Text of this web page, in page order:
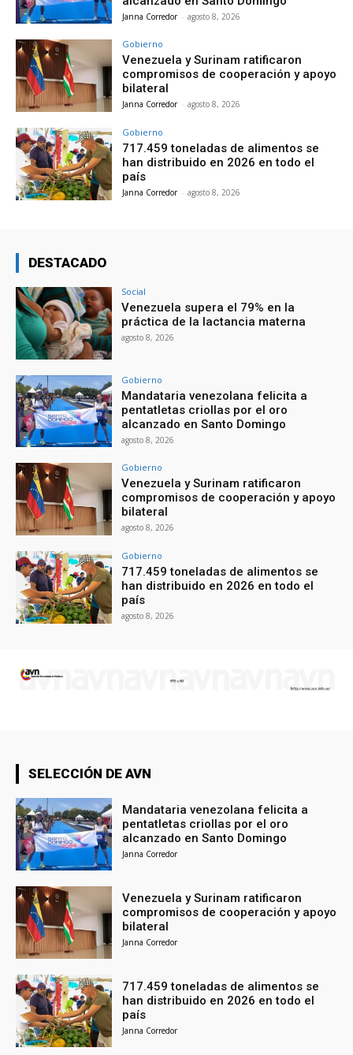
Janna Corredor - agosto 8, 2026
Gobierno
Venezuela y Surinam ratificaron
compromisos de cooperación y apoyo
bilateral
Janna Corredor - agosto 8, 2026
Gobierno
717.459 toneladas de alimentos se
han distribuido en 2026 en todo el
país
Janna Corredor - agosto 8, 2026
DESTACADO
Social
Venezuela supera el 79% en la
práctica de la lactancia materna
agosto 8, 2026
Gobierno
Mandataria venezolana felicita a
pentatletas criollas por el oro
alcanzado en Santo Domingo
agosto 8, 2026
Gobierno
Venezuela y Surinam ratificaron
compromisos de cooperación y apoyo
bilateral
agosto 8, 2026
Gobierno
717.459 toneladas de alimentos se
han distribuido en 2026 en todo el
país
agosto 8, 2026
SELECCIÓN DE AVN
Mandataria venezolana felicita a
pentatletas criollas por el oro
alcanzado en Santo Domingo
Janna Corredor
Venezuela y Surinam ratificaron
compromisos de cooperación y apoyo
bilateral
Janna Corredor
717.459 toneladas de alimentos se
han distribuido en 2026 en todo el
país
Janna Corredor